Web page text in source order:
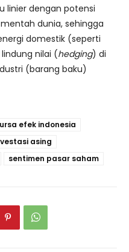
linier dengan potensi
dunia, sehingga
domestik (seperti
nilai (hedging) di
(barang baku)
efek indonesia
asing
sentimen pasar saham